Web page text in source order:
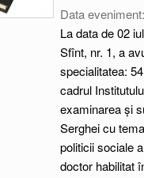
Data eveniment:
La data de 02
Sfînt, nr. 1, a
specialitatea:
cadrul
examinarea și
Serghei cu
politicii sociale
doctor habilitat